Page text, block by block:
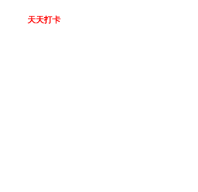
天天打卡